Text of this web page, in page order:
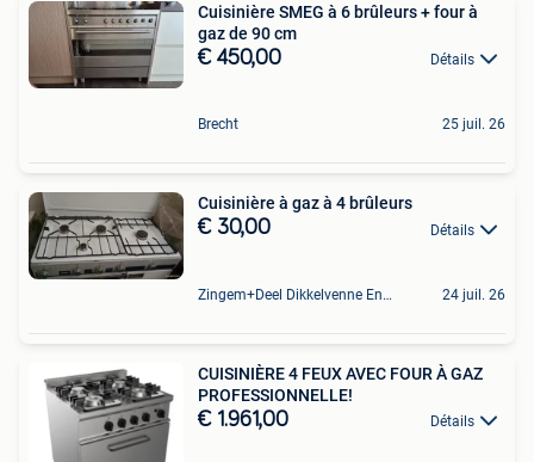
Cuisinière SMEG à 6 brûleurs + four à
gaz de 90 cm
€ 450,00 Détails
Brecht 25 juil. 26
Cuisinière à gaz à 4 brûleurs
€ 30,00 Détails
Zingem+Deel Dikkelvenne En Nederzwalm-Hermelgem 24 juil. 26
CUISINIÈRE 4 FEUX AVEC FOUR À GAZ
PROFESSIONNELLE!
€ 1.961,00 Détails